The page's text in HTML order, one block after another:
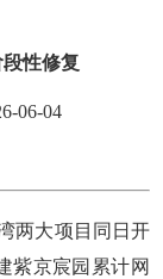
性修复
06-04
两大项目同日开
紫京宸园累计网